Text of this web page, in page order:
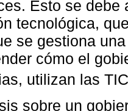
Esto se debe
tecnológica,
se gestiona
cómo el
utilizan las
sobre un